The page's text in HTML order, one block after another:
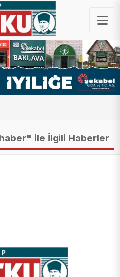
ile İlgili Haberler